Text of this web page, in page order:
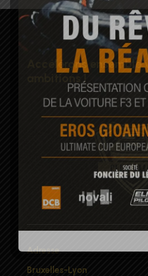
Accélérons ensemble
ambitions !
Adresse
Bruxelles-Lyon